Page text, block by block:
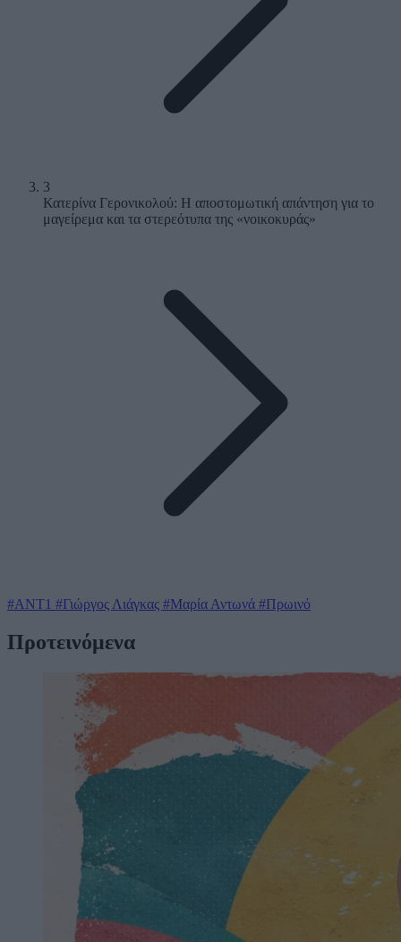
3
Κατερίνα Γερονικολού: Η αποστομωτική απάντηση για το
μαγείρεμα και τα στερεότυπα της «νοικοκυράς»
#ΑΝΤ1 #Γιώργος Λιάγκας #Μαρία Αντωνά #Πρωινό
Προτεινόμενα